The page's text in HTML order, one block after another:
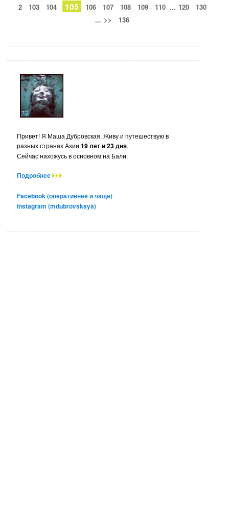
2 103 104 105 106 107 108 109 110 ... 120
130
... >> 136
Привет! Я Маша Дубровская. Живу и путешествую в
разных странах Азии19 лет и 23 дня.
Сейчас нахожусь в основном на Бали.
Подробнее
Facebook (оперативнее и чаще)
Instagram (mdubrovskaya)